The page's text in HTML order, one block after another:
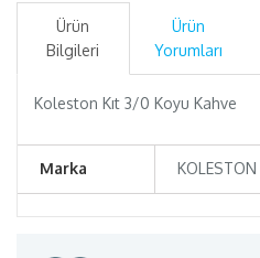
Ürün
Bilgileri
Ürün
Yorumları
Koleston Kıt 3/0 Koyu Kahve
Marka KOLESTON